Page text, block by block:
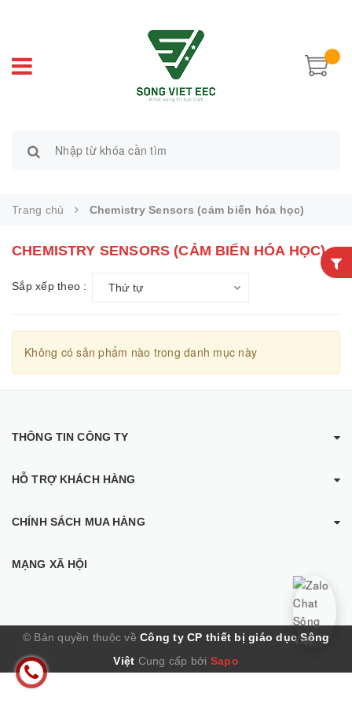
Trang chủ Chemistry Sensors (cảm biến hóa học)
CHEMISTRY SENSORS (CẢM BIẾN HÓA HỌC)
Sắp xếp theo : Thứ tự
Không có sản phẩm nào trong danh mục này
THÔNG TIN CÔNG TY
HỖ TRỢ KHÁCH HÀNG
CHÍNH SÁCH MUA HÀNG
MẠNG XÃ HỘI
© Bản quyền thuộc về Công ty CP thiết bị giáo dục Sông
Việt Cung cấp bởi Sapo